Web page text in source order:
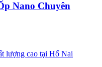
Nano Chuyên